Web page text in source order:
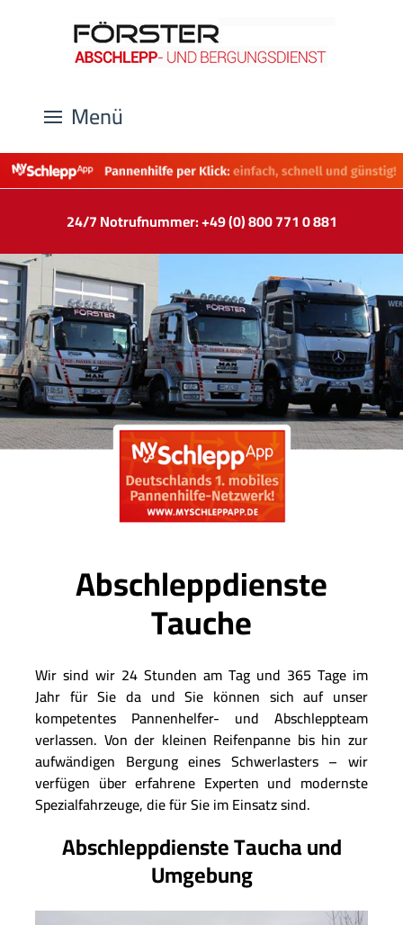
Menü
24/7 Notrufnummer: +49 (0) 800 771 0 881
Abschleppdienste
Tauche
Wir sind wir 24 Stunden am Tag und 365 Tage im
Jahr für Sie da und Sie können sich auf unser
kompetentes Pannenhelfer- und Abschleppteam
verlassen. Von der kleinen Reifenpanne bis hin zur
aufwändigen Bergung eines Schwerlasters – wir
verfügen über erfahrene Experten und modernste
Spezialfahrzeuge, die für Sie im Einsatz sind.
Abschleppdienste Taucha und
Umgebung